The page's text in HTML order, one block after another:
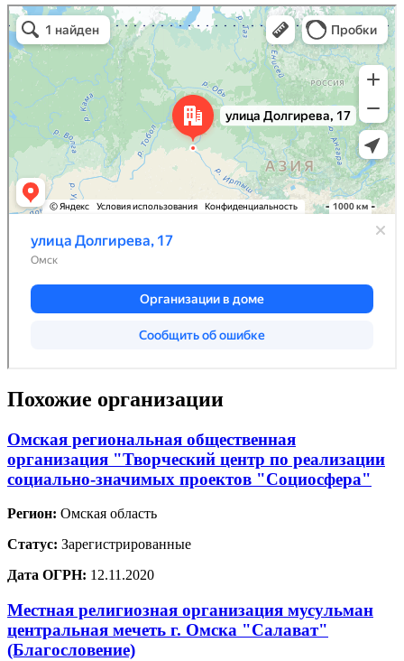
Похожие организации
Омская региональная общественная
организация "Творческий центр по реализации
социально-значимых проектов "Социосфера"
Регион: Омская область
Статус: Зарегистрированные
Дата ОГРН: 12.11.2020
Местная религиозная организация мусульман
центральная мечеть г. Омска "Салават"
(Благословение)